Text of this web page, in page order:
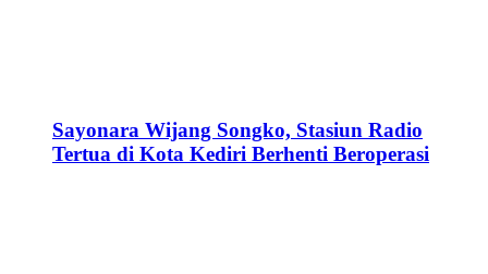
Sayonara Wijang Songko, Stasiun Radio
Tertua di Kota Kediri Berhenti Beroperasi